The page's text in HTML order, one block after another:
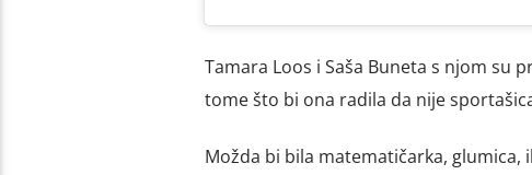
Tamara Loos i Saša Buneta s njom su
tome što bi ona radila da nije
Možda bi bila matematičarka, glumica,